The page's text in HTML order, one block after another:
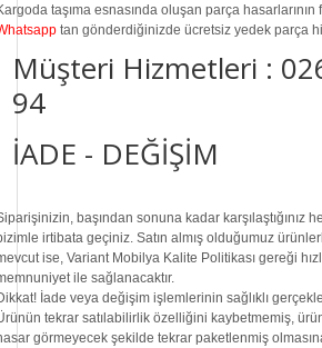
taşıma esnasında oluşan parça hasarlarının
tan gönderdiğinizde ücretsiz yedek parça
Müşteri Hizmetleri :
94
İADE - DEĞİŞİM
başından sonuna kadar karşılaştığınız
irtibata geçiniz. Satın almış olduğumuz
ise, Variant Mobilya Kalite Politikası gereği
ile sağlanacaktır.
İade veya değişim işlemlerinin sağlıklı
tekrar satılabilirlik özelliğini kaybetmemiş,
görmeyecek şekilde tekrar paketlenmiş